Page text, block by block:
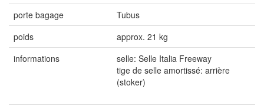
porte bagage
Tubus
poids
approx. 21 kg
informations
selle: Selle Italia Freeway
tige de selle amortissé: arrière
(stoker)